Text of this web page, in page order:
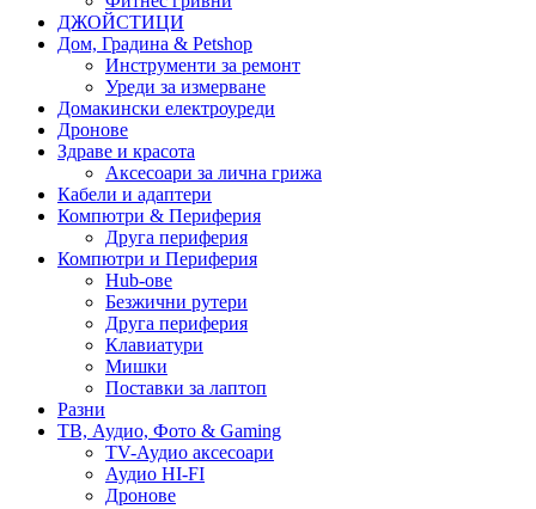
ДЖОЙСТИЦИ
Дом, Градина & Petshop
Инструменти за ремонт
Уреди за измерване
Домакински електроуреди
Дронове
Здраве и красота
Аксесоари за лична грижа
Кабели и адаптери
Компютри & Периферия
Друга периферия
Компютри и Периферия
Hub-ове
Безжични рутери
Друга периферия
Клавиатури
Мишки
Поставки за лаптоп
Разни
ТВ, Аудио, Фото & Gaming
TV-Аудио аксесоари
Аудио HI-FI
Дронове